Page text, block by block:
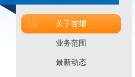
关于杏耀
业务范围
最新动态